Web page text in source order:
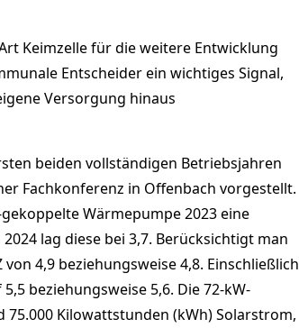
Keimzelle für die weitere Ent­wick­lung
Entscheider ein wich­tiges Signal,
Versorgung hinaus
beiden vollständigen Betriebsjahren
Fachkonfe­renz in Offenbach vorgestellt.
Wärmepumpe 2023 eine
lag diese bei 3,7. Berücksichtigt man
4,9 beziehungsweise 4,8. Einschließlich
beziehungsweise 5,6. Die 72-kW-
Kilowattstunden (kWh) Solarstrom,